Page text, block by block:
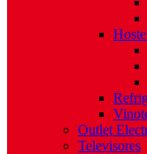
Outlet
Televisores